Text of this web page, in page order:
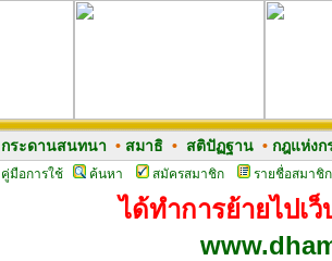
กระดานสนทนา • สมาธิ• สติปัฏฐาน• กฎแห่งก
คู่มือการใช้ ค้นหา สมัครสมาชิก รายชื่อสมาชิก
ได้ทำการย้ายไปเ